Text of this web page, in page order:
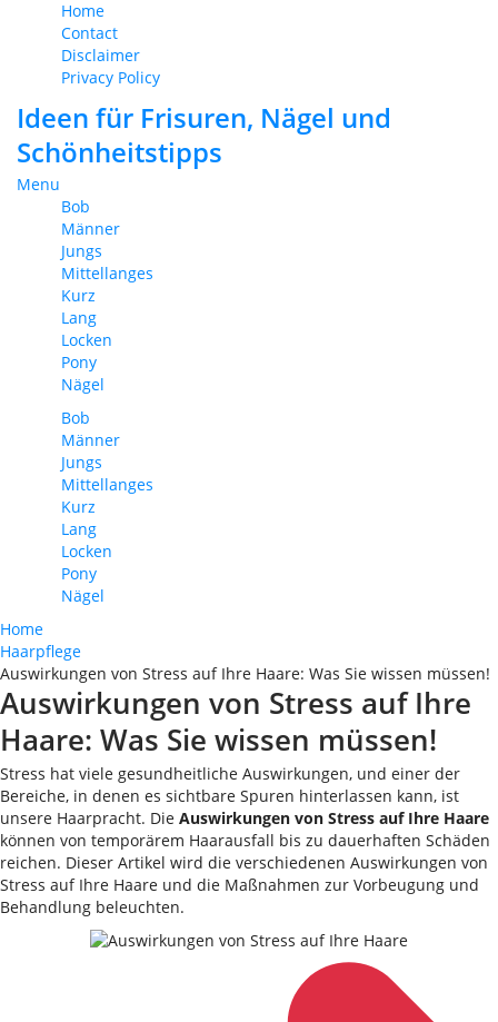
Home
Contact
Disclaimer
Privacy Policy
Ideen für Frisuren, Nägel und
Schönheitstipps
Menu
Bob
Männer
Jungs
Mittellanges
Kurz
Lang
Locken
Pony
Nägel
Bob
Männer
Jungs
Mittellanges
Kurz
Lang
Locken
Pony
Nägel
Home
Haarpflege
Auswirkungen von Stress auf Ihre Haare: Was Sie wissen müssen!
Auswirkungen von Stress auf Ihre
Haare: Was Sie wissen müssen!
Stress hat viele gesundheitliche Auswirkungen, und einer der
Bereiche, in denen es sichtbare Spuren hinterlassen kann, ist
unsere Haarpracht. Die Auswirkungen von Stress auf Ihre Haare
können von temporärem Haarausfall bis zu dauerhaften Schäden
reichen. Dieser Artikel wird die verschiedenen Auswirkungen von
Stress auf Ihre Haare und die Maßnahmen zur Vorbeugung und
Behandlung beleuchten.